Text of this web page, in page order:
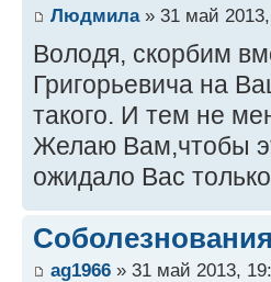
Людмила» 31 май
Володя, скорбим
Григорьевича на
такого. И тем не
Желаю Вам,чтобы
ожидало Вас
Соболезнования
ag1966 » 31 май 2013,